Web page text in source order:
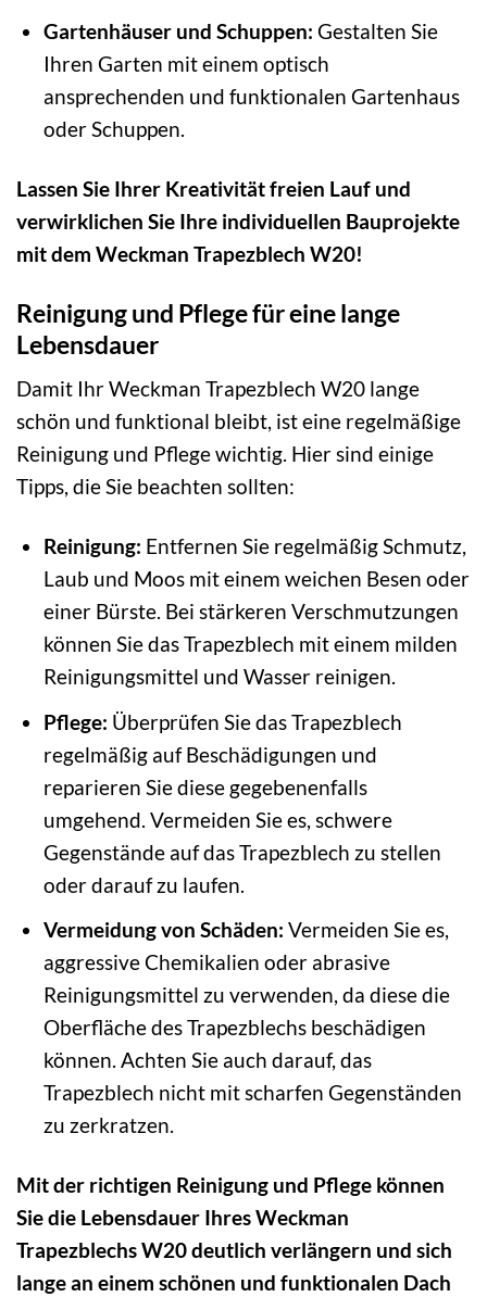
Gartenhäuser und Schuppen: Gestalten Sie
Ihren Garten mit einem optisch
ansprechenden und funktionalen Gartenhaus
oder Schuppen.
Lassen Sie Ihrer Kreativität freien Lauf und
verwirklichen Sie Ihre individuellen Bauprojekte
mit dem Weckman Trapezblech W20!
Reinigung und Pflege für eine lange
Lebensdauer
Damit Ihr Weckman Trapezblech W20 lange
schön und funktional bleibt, ist eine regelmäßige
Reinigung und Pflege wichtig. Hier sind einige
Tipps, die Sie beachten sollten:
Reinigung: Entfernen Sie regelmäßig Schmutz,
Laub und Moos mit einem weichen Besen oder
einer Bürste. Bei stärkeren Verschmutzungen
können Sie das Trapezblech mit einem milden
Reinigungsmittel und Wasser reinigen.
Pflege: Überprüfen Sie das Trapezblech
regelmäßig auf Beschädigungen und
reparieren Sie diese gegebenenfalls
umgehend. Vermeiden Sie es, schwere
Gegenstände auf das Trapezblech zu stellen
oder darauf zu laufen.
Vermeidung von Schäden: Vermeiden Sie es,
aggressive Chemikalien oder abrasive
Reinigungsmittel zu verwenden, da diese die
Oberfläche des Trapezblechs beschädigen
können. Achten Sie auch darauf, das
Trapezblech nicht mit scharfen Gegenständen
zu zerkratzen.
Mit der richtigen Reinigung und Pflege können
Sie die Lebensdauer Ihres Weckman
Trapezblechs W20 deutlich verlängern und sich
lange an einem schönen und funktionalen Dach